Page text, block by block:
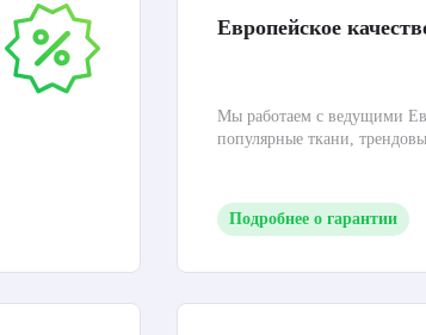
Европейское
Мы работаем с ведущими
популярные ткани,
Подробнее о гарантии